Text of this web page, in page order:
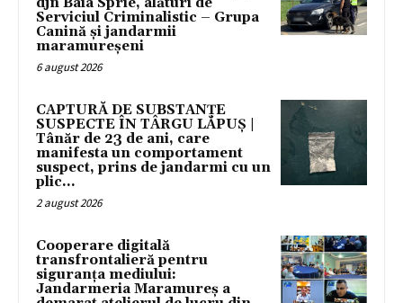
Serviciul Criminalistic – Grupa
Canină și jandarmii
maramureșeni
6 august 2026
CAPTURĂ DE SUBSTANȚE
SUSPECTE ÎN TÂRGU LĂPUȘ |
Tânăr de 23 de ani, care
manifesta un comportament
suspect, prins de jandarmi cu un
plic...
2 august 2026
Cooperare digitală
transfrontalieră pentru
siguranța mediului:
Jandarmeria Maramureș a